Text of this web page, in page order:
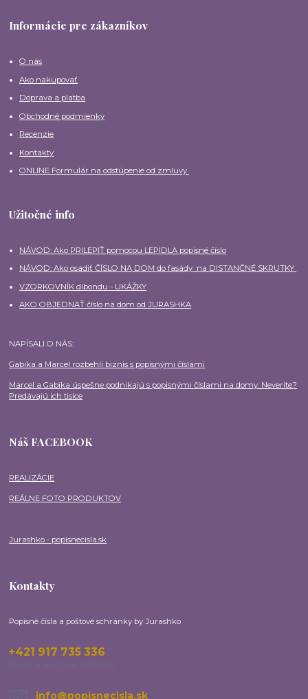
Informácie pre zákazníkov
O nás
Ako nakupovať
Doprava a platba
Obchodné podmienky
Recenzie
Kontakty
ONLINE Formulár na odstúpenie od zmluvy
Užitočné info
NÁVOD: Ako PRILEPIŤ pomocou LEPIDLA popisné číslo
NÁVOD: Ako osadiť ČÍSLO NA DOM do fasády na DISTANČNÉ SKRUTKY
VZORKOVNÍK dibondu - UKÁŽKY
AKO OBJEDNAŤ číslo na dom od JURASHKA
NAPÍSALI O NÁS:
Gabika a Marcel rozbehli biznis s popisnými číslami
Marcel a Gabika úspešne podnikajú s popisnými číslami na domy. Neveríte?
Predávajú ich tisíce
Náš FACEBOOK
REALIZÁCIE
REÁLNE FOTO PRODUKTOV
Jurashko - popisnecisla.sk
Kontakty
Popisné čísla a poštové schránky by Jurashko
+421 917 735 336
info@popisnecisla.sk